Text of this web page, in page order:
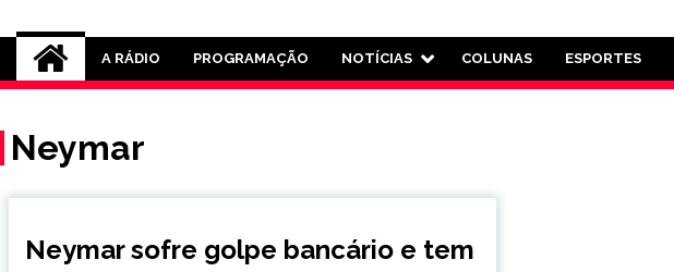
Rádio Aranãs 105.3
A RÁDIO PROGRAMAÇÃO NOTÍCIAS COLUNAS ESPORTES
Neymar
Neymar sofre golpe bancário e tem